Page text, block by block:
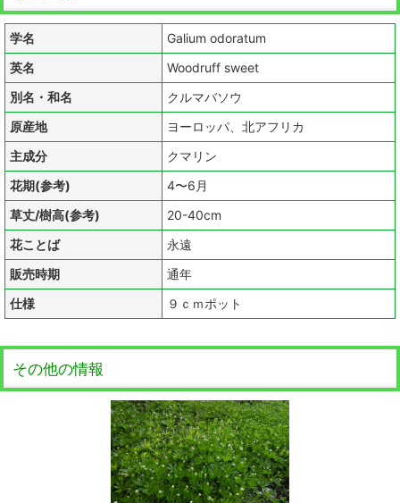
学名
Galium odoratum
英名
Woodruff sweet
別名・和名
クルマバソウ
原産地
ヨーロッパ、北アフリカ
主成分
クマリン
花期(参考)
4〜6月
草丈/樹高(参考)
20-40cm
花ことば
永遠
販売時期
通年
仕様
９ｃｍポット
その他の情報